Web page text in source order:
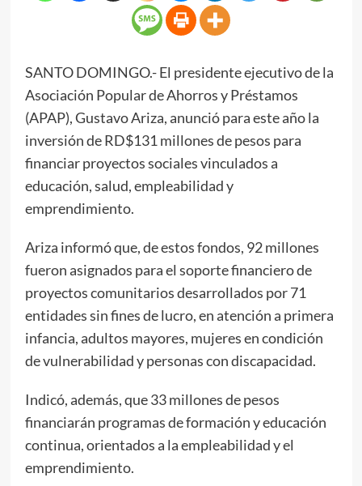
SANTO DOMINGO.- El presidente ejecutivo de la
Asociación Popular de Ahorros y Préstamos
(APAP), Gustavo Ariza, anunció para este año la
inversión de RD$131 millones de pesos para
financiar proyectos sociales vinculados a
educación, salud, empleabilidad y
emprendimiento.
Ariza informó que, de estos fondos, 92 millones
fueron asignados para el soporte financiero de
proyectos comunitarios desarrollados por 71
entidades sin fines de lucro, en atención a primera
infancia, adultos mayores, mujeres en condición
de vulnerabilidad y personas con discapacidad.
Indicó, además, que 33 millones de pesos
financiarán programas de formación y educación
continua, orientados a la empleabilidad y el
emprendimiento.